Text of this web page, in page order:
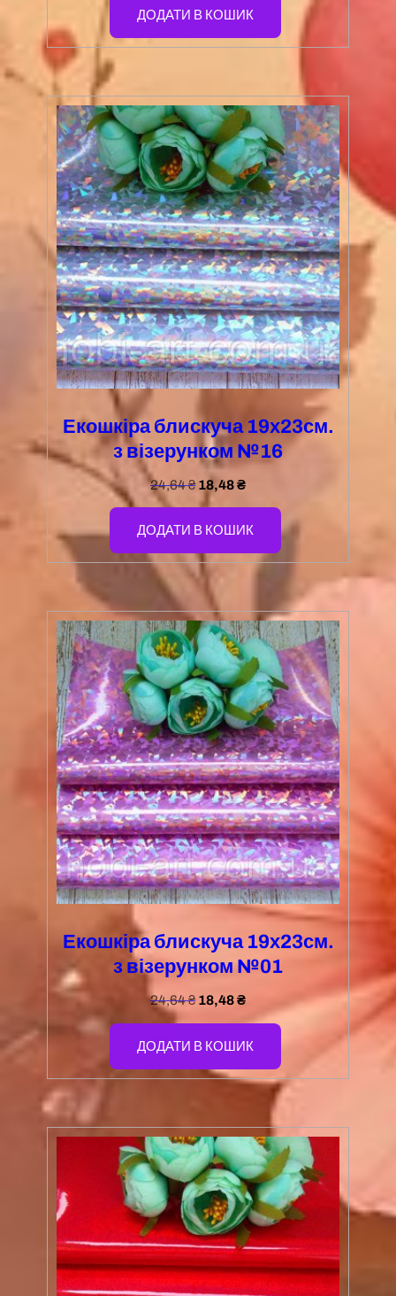
ДОДАТИ В КОШИК
Екошкіра блискуча 19х23см.
з візерунком №16
24,64₴ 18,48₴
ДОДАТИ В КОШИК
Екошкіра блискуча 19х23см.
з візерунком №01
24,64₴ 18,48₴
ДОДАТИ В КОШИК